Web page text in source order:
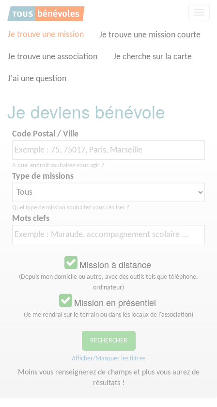
Je trouve une mission Je trouve une mission courte
Je trouve une association Je cherche sur la carte
J'ai une question
Je deviens bénévole
Code Postal / Ville
A quel endroit souhaitez-vous agir ?
Type de missions
Quel type de mission souhaitez vous réaliser ?
Mots clefs
Mission à distance
(Depuis mon domicile ou autre, avec des outils tels que téléphone,
ordinateur)
Mission en présentiel
(Je me rendrai sur le terrain ou dans les locaux de l'association)
RECHERCHER
Afficher/Masquer les filtres
Moins vous renseignerez de champs et plus vous aurez de
résultats !
Panneau de gestion des cookies